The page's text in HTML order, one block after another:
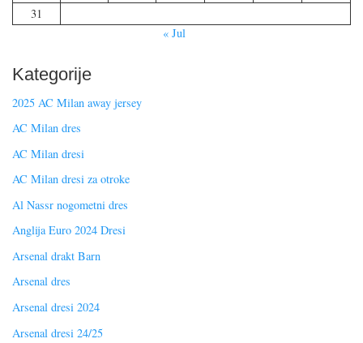
31
« Jul
Kategorije
2025 AC Milan away jersey
AC Milan dres
AC Milan dresi
AC Milan dresi za otroke
Al Nassr nogometni dres
Anglija Euro 2024 Dresi
Arsenal drakt Barn
Arsenal dres
Arsenal dresi 2024
Arsenal dresi 24/25